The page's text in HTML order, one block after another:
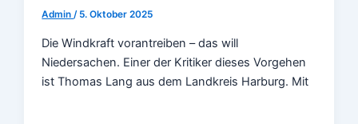
Admin/ 5. Oktober 2025
Die Windkraft vorantreiben – das will
Niedersachen. Einer der Kritiker dieses Vorgehen
ist Thomas Lang aus dem Landkreis Harburg. Mit